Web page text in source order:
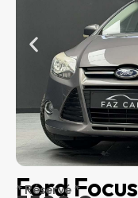
Ford Focus
* Réservé *